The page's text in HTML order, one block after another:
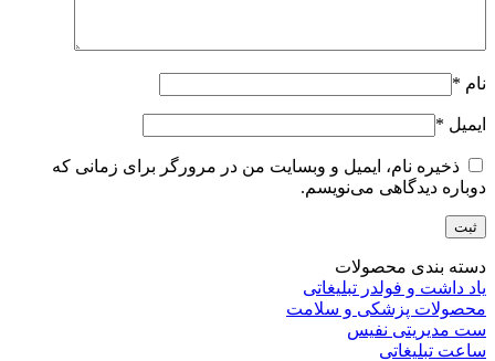
نام *
ایمیل *
ذخیره نام، ایمیل و وبسایت من در مرورگر برای زمانی که
دوباره دیدگاهی می‌نویسم.
دسته بندی محصولات
یاد داشت و فولدر تبلیغاتی
محصولات پزشکی و سلامت
ست مدیریتی نفیس
ساعت تبلیغاتی